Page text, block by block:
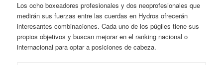
Los ocho boxeadores profesionales y dos neoprofesionales que
medirán sus fuerzas entre las cuerdas en Hydros ofrecerán
interesantes combinaciones. Cada uno de los púgiles tiene sus
propios objetivos y buscan mejorar en el ranking nacional o
internacional para optar a posiciones de cabeza.